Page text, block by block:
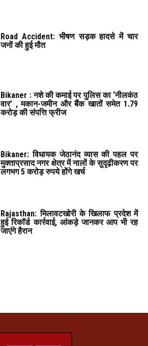
Road Accident: भीषण सड़क हादसे में चार
जनों की हुई मौत
Bikaner : नशे की कमाई पर पुलिस का ‘नीलकंठ
वार’ , मकान-जमीन और बैंक खातों समेत 1.79
करोड़ की संपत्ति फ्रीज
Bikaner: विधायक जेठानंद व्यास की पहल पर
मुक्ताप्रसाद नगर क्षेत्र में नालों के सुदृढ़ीकरण पर
लगभग 5 करोड़ रुपये होंगे खर्च
Rajasthan: मिलावटखोरी के खिलाफ प्रदेश में
हुई रिकॉर्ड कार्रवाई, आंकड़े जानकर आप भी रह
जाएंगे हैरान